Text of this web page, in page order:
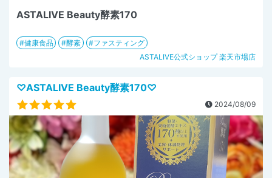
ASTALIVE Beauty酵素170
健康食品 酵素
ファスティング
ASTALIVE公式ショップ 楽天市場店
♡ASTALIVE Beauty酵素170♡
2024/08/09